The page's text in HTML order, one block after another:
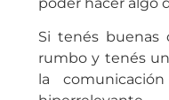
Si tenés buenas
rumbo y tenés
la